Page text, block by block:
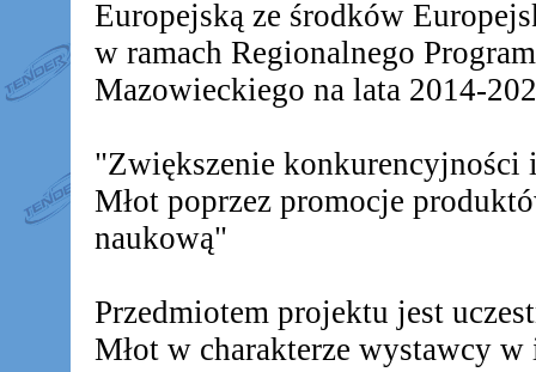
Europejską ze środków
w ramach Regionalnego
Mazowieckiego na lata 2014-
"Zwiększenie
Młot poprzez promocje
naukową"
Przedmiotem projektu jest
Młot w charakterze wystawcy